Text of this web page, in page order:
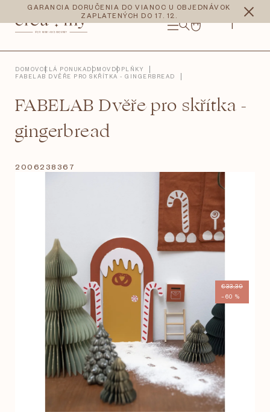
obsah
GARANCIA DORUČENIA DO VIANOC U OBJEDNÁVOK
ZAPLATENÝCH DO 17. 12.
NÁKUPNÝ
CZK EUR
DOMOVCELÁ PONUKADOMOV DOPLŇKY
FABELAB DVĚŘE PRO SKŘÍTKA - GINGERBREAD
FABELAB Dvěře pro skřítka -
gingerbread
2006238367
€33,39
–60 %